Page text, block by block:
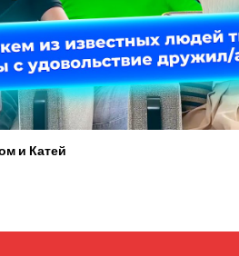
и Катей